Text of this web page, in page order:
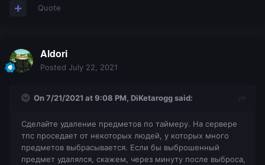
Quote
Aldori
Posted July 22, 2021
On 7/21/2021 at 9:08 PM, DiKetaroggsaid:
Сделайте удаление предметов по таймеру. На сервере
тпс проседает от некоторых людей, у которых много
предметов выбрасывается. Если бы выброшенный
предмет удалялся, скажем, через минуту после выброса,